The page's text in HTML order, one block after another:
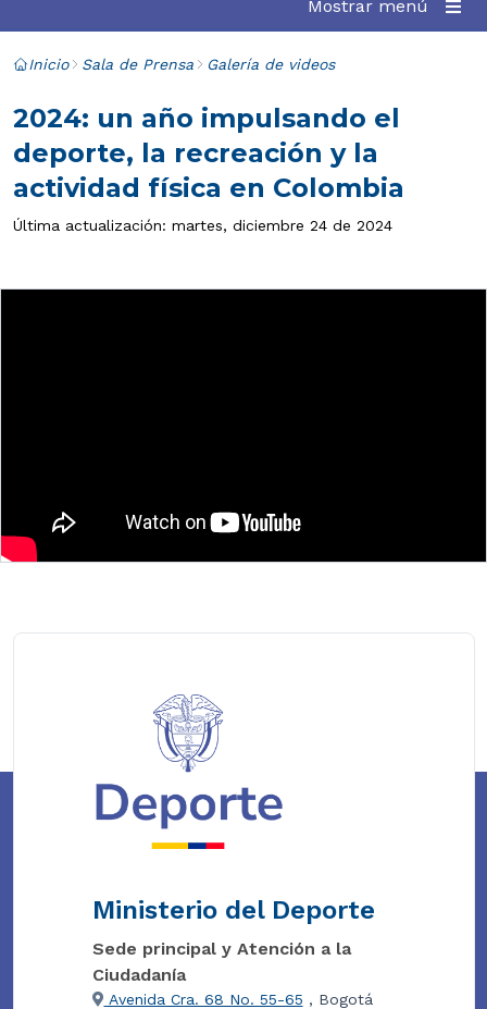
Mostrar menú
Inicio Sala de Prensa Galería de videos
2024: un año impulsando el
deporte, la recreación y la
actividad física en Colombia
Última actualización: martes, diciembre 24 de 2024
Ministerio del Deporte
Sede principal y Atención a la
Ciudadanía
Avenida Cra. 68 No. 55-65 , Bogotá